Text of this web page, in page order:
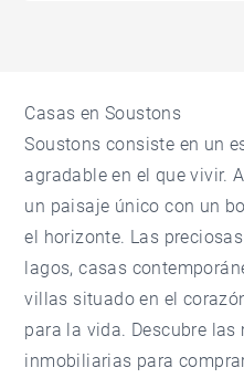
Casas en Soustons
Soustons consiste en un
agradable en el que vivir.
un paisaje único con un
el horizonte. Las
lagos, casas
villas situado en el
para la vida. Descubre las
inmobiliarias para